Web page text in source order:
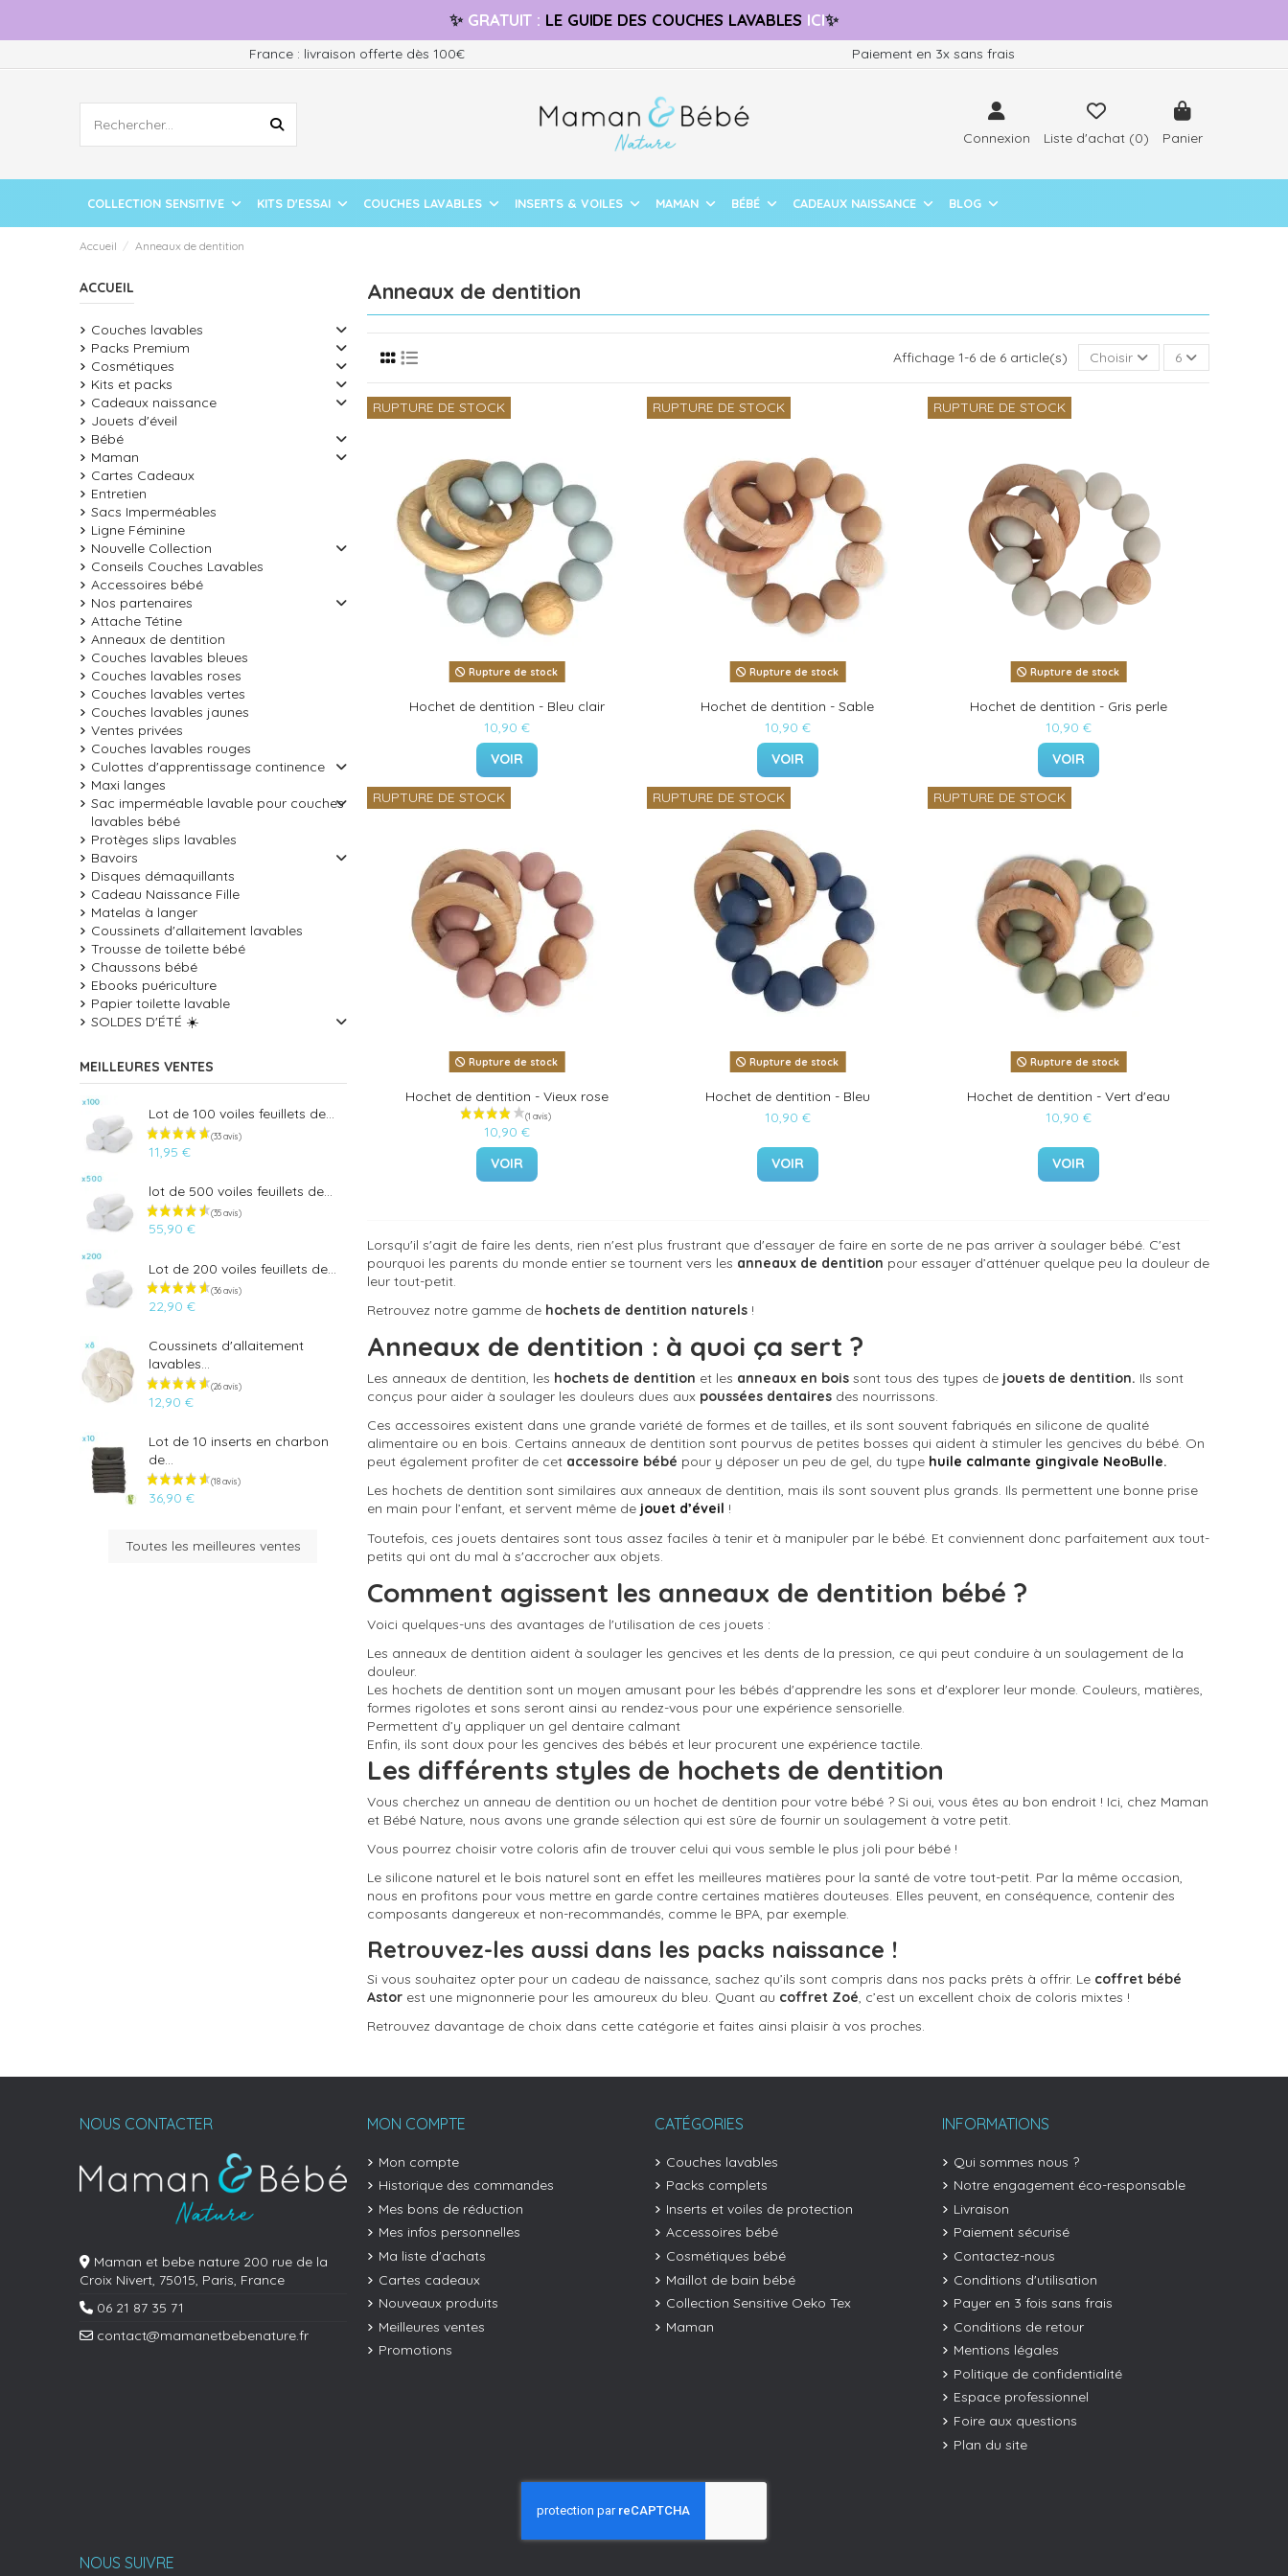
✨ GRATUIT : LE GUIDE DES COUCHES LAVABLES ICI✨
France : livraison offerte dès 100€ Paiement en 3x sans frais
Connexion Liste d'achat (0) Panier
COLLECTION SENSITIVE KITS D'ESSAI COUCHES LAVABLES INSERTS & VOILES MAMAN BÉBÉ CADEAUX NAISSANCE BLOG
Accueil Anneaux de dentition
Anneaux de dentition
Affichage 1-6 de 6 article(s) Choisir 6
RUPTURE DE STOCK
Rupture de stock
Hochet de dentition - Bleu clair
10,90 €
VOIR
RUPTURE DE STOCK
Rupture de stock
Hochet de dentition - Sable
10,90 €
VOIR
RUPTURE DE STOCK
Rupture de stock
Hochet de dentition - Gris perle
10,90 €
VOIR
RUPTURE DE STOCK
Rupture de stock
Hochet de dentition - Vieux rose
(1 avis)
10,90 €
VOIR
RUPTURE DE STOCK
Rupture de stock
Hochet de dentition - Bleu
10,90 €
VOIR
RUPTURE DE STOCK
Rupture de stock
Hochet de dentition - Vert d'eau
10,90 €
VOIR
Lorsqu'il s'agit de faire les dents, rien n'est plus frustrant que d'essayer de faire en sorte de ne pas arriver à soulager bébé. C'est
pourquoi les parents du monde entier se tournent vers les anneaux de dentition pour essayer d’atténuer quelque peu la douleur de
leur tout-petit.
Retrouvez notre gamme de hochets de dentition naturels !
Anneaux de dentition : à quoi ça sert ?
Les anneaux de dentition, les hochets de dentition et les anneaux en boissont tous des types de jouets de dentition. Ils sont
conçus pour aider à soulager les douleurs dues aux poussées dentaires des nourrissons.
Ces accessoires existent dans une grande variété de formes et de tailles, et ils sont souvent fabriqués en silicone de qualité
alimentaire ou en bois. Certains anneaux de dentition sont pourvus de petites bosses qui aident à stimuler les gencives du bébé. On
peut également profiter de cet accessoire bébé pour y déposer un peu de gel, du type huile calmante gingivale NeoBulle.
Les hochets de dentition sont similaires aux anneaux de dentition, mais ils sont souvent plus grands. Ils permettent une bonne prise
en main pour l’enfant, et servent même de jouet d’éveil !
Toutefois, ces jouets dentaires sont tous assez faciles à tenir et à manipuler par le bébé. Et conviennent donc parfaitement aux tout-
petits qui ont du mal à s'accrocher aux objets.
Comment agissent les anneaux de dentition bébé ?
Voici quelques-uns des avantages de l'utilisation de ces jouets :
Les anneaux de dentition aident à soulager les gencives et les dents de la pression, ce qui peut conduire à un soulagement de la
douleur.
Les hochets de dentition sont un moyen amusant pour les bébés d'apprendre les sons et d'explorer leur monde. Couleurs, matières,
formes rigolotes et sons seront ainsi au rendez-vous pour une expérience sensorielle.
Permettent d’y appliquer un gel dentaire calmant
Enfin, ils sont doux pour les gencives des bébés et leur procurent une expérience tactile.
Les différents styles de hochets de dentition
Vous cherchez un anneau de dentition ou un hochet de dentition pour votre bébé ? Si oui, vous êtes au bon endroit ! Ici, chez Maman
et Bébé Nature, nous avons une grande sélection qui est sûre de fournir un soulagement à votre petit.
Vous pourrez choisir votre coloris afin de trouver celui qui vous semble le plus joli pour bébé !
Le silicone naturel et le bois naturel sont en effet les meilleures matières pour la santé de votre tout-petit. Par la même occasion,
nous en profitons pour vous mettre en garde contre certaines matières douteuses. Elles peuvent, en conséquence, contenir des
composants dangereux et non-recommandés, comme le BPA, par exemple.
Retrouvez-les aussi dans les packs naissance !
Si vous souhaitez opter pour un cadeau de naissance, sachez qu’ils sont compris dans nos packs prêts à offrir. Le coffret bébé
Astorest une mignonnerie pour les amoureux du bleu. Quant au coffret Zoé , c’est un excellent choix de coloris mixtes !
Retrouvez davantage de choix dans cette catégorie et faites ainsi plaisir à vos proches.
ACCUEIL
Couches lavables
Packs Premium
Cosmétiques
Kits et packs
Cadeaux naissance
Jouets d'éveil
Bébé
Maman
Cartes Cadeaux
Entretien
Sacs Imperméables
Ligne Féminine
Nouvelle Collection
Conseils Couches Lavables
Accessoires bébé
Nos partenaires
Attache Tétine
Anneaux de dentition
Couches lavables bleues
Couches lavables roses
Couches lavables vertes
Couches lavables jaunes
Ventes privées
Couches lavables rouges
Culottes d'apprentissage continence
Maxi langes
Sac imperméable lavable pour couches
lavables bébé
Protèges slips lavables
Bavoirs
Disques démaquillants
Cadeau Naissance Fille
Matelas à langer
Coussinets d'allaitement lavables
Trousse de toilette bébé
Chaussons bébé
Ebooks puériculture
Papier toilette lavable
SOLDES D'ÉTÉ ☀️
MEILLEURES VENTES
Lot de 100 voiles feuillets de...
11,95 €
lot de 500 voiles feuillets de...
(35 avis)
55,90 €
Lot de 200 voiles feuillets de...
(36 avis)
22,90 €
Coussinets d'allaitement
lavables...
(26 avis)
12,90 €
Lot de 10 inserts en charbon
de...
36,90 €
Toutes les meilleures ventes
NOUS CONTACTER
Maman et bebe nature 200 rue de la
Croix Nivert, 75015, Paris, France
06 21 87 35 71
contact@mamanetbebenature.fr
MON COMPTE
Mon compte
Historique des commandes
Mes bons de réduction
Mes infos personnelles
Ma liste d'achats
Cartes cadeaux
Nouveaux produits
Meilleures ventes
Promotions
CATÉGORIES
Couches lavables
Packs complets
Inserts et voiles de protection
Accessoires bébé
Cosmétiques bébé
Maillot de bain bébé
Collection Sensitive Oeko Tex
Maman
INFORMATIONS
Qui sommes nous ?
Notre engagement éco-responsable
Livraison
Paiement sécurisé
Contactez-nous
Conditions d'utilisation
Payer en 3 fois sans frais
Conditions de retour
Mentions légales
Politique de confidentialité
Espace professionnel
Foire aux questions
Plan du site
NOUS SUIVRE